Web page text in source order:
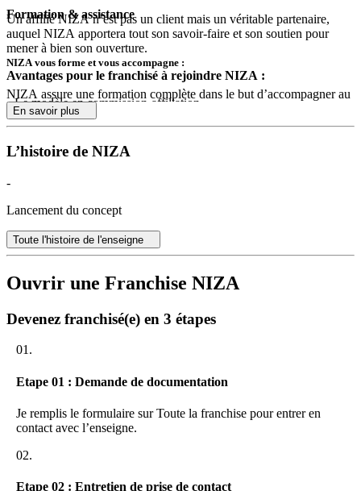
Un affilié NIZA n’est pas un client mais un véritable partenaire,
auquel NIZA apportera tout son savoir-faire et son soutien pour
mener à bien son ouverture.
Avantages pour le franchisé à rejoindre NIZA :
•Le modèle en commission-affiliation
•Une implantation mondiale développée
•Une offre de produits très importante
•
Avantages financiers pour le futur franchisé :
•Une offre sans stocks
Formation & assistance
NIZA vous forme et vous accompagne :
NIZA assure une formation complète dans le but d’accompagner au
mieux ses partenaires.
En savoir plus
L’histoire de NIZA
-
Lancement du concept
Toute l'histoire de l'enseigne
Ouvrir une Franchise NIZA
Devenez franchisé(e) en 3 étapes
01.
Etape 01 : Demande de documentation
Je remplis le formulaire sur Toute la franchise pour entrer en
contact avec l’enseigne.
02.
Etape 02 : Entretien de prise de contact